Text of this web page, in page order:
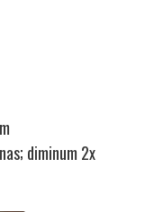
diminum 2x